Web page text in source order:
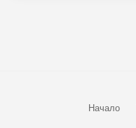
Начало